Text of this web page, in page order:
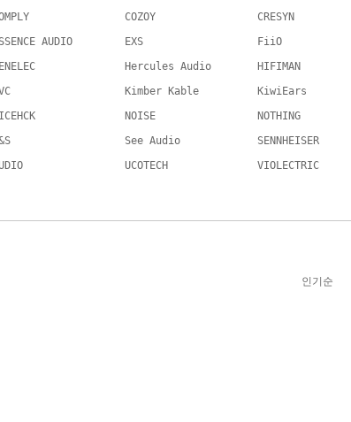
COZOY CRESYN
AUDIO EXS FiiO
Hercules Audio HIFIMAN
Kimber Kable KiwiEars
NOISE NOTHING
See Audio SENNHEISER
UCOTECH VIOLECTRIC
인기순